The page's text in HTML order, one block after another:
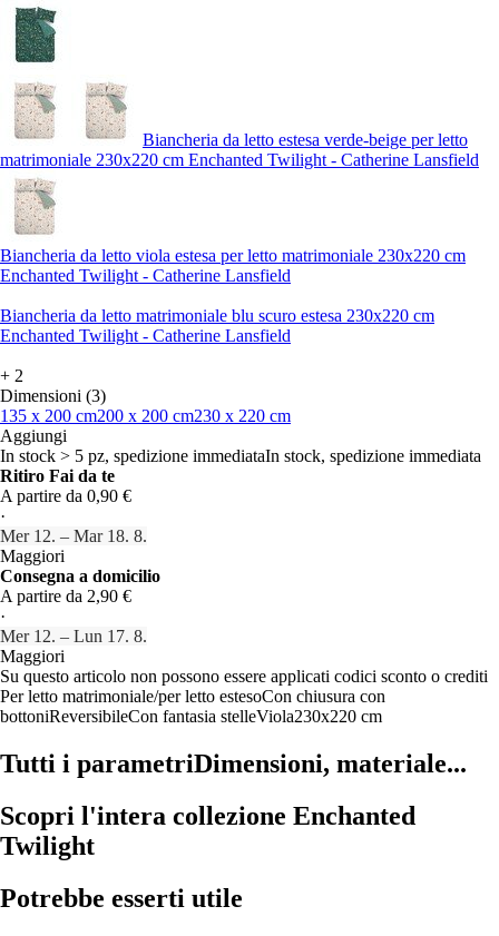
Biancheria da letto estesa verde-beige per letto
matrimoniale 230x220 cm Enchanted Twilight - Catherine Lansfield
Biancheria da letto viola estesa per letto matrimoniale 230x220 cm
Enchanted Twilight - Catherine Lansfield
Biancheria da letto matrimoniale blu scuro estesa 230x220 cm
Enchanted Twilight - Catherine Lansfield
+ 2
Dimensioni (3)
135 x 200 cm200 x 200 cm230 x 220 cm
Aggiungi
In stock > 5 pz, spedizione immediataIn stock, spedizione immediata
Ritiro Fai da te
A partire da 0,90 €
·
Mer 12. – Mar 18. 8.
Maggiori
Consegna a domicilio
A partire da 2,90 €
·
Mer 12. – Lun 17. 8.
Maggiori
Su questo articolo non possono essere applicati codici sconto o crediti
Per letto matrimoniale/per letto estesoCon chiusura con
bottoniReversibileCon fantasia stelleViola230x220 cm
Tutti i parametriDimensioni, materiale...
Scopri l'intera collezione Enchanted
Twilight
Potrebbe esserti utile